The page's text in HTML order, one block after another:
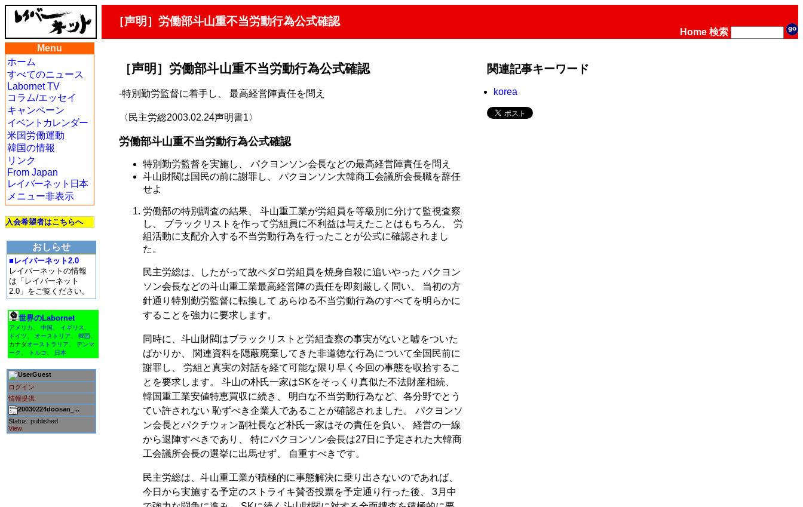
［声明］労働部斗山重不当労動行為公式確認
Home 検索
Menu
ホーム
すべてのニュース
Labornet TV
コラム/エッセイ
キャンペーン
イベントカレンダー
米国労働運動
韓国の情報
リンク
From Japan
レイバーネット日本
メニュー非表示
入会希望者はこちらへ
おしらせ
■レイバーネット2.0
レイバーネットの情報
は「レイバーネット
2.0」をご覧ください。
世界のLabornet
アメリカ 中国 イギリス
ドイツ
オーストリア 韓国
カナダオーストラリア
デンマ
ーク
トルコ 日本
Guest
ログイン
情報提供
20030224doosan_...
Status: published
View
［声明］労働部斗山重不当労動行為公式確認
-特別勤労監督に着手し、 最高経営陣責任を問え
〈民主労総2003.02.24声明書1〉
労働部斗山重不当労動行為公式確認
特別勤労監督を実施し、 パクヨンソン会長などの最高経営陣責任を問え
斗山財閥は国民の前に謝罪し、 パクヨンソン大韓商工会議所会長職を辞任
せよ
労働部の特別調査の結果、 斗山重工業が労組員を等級別に分けて監視査察
し、 ブラックリストを作って労組員に不利益は与えたことはもちろん、 労
組活動に支配介入する不当労動行為を行ったことが公式に確認されまし
た。
民主労総は、したがって故ペダロ労組員を焼身自殺に追いやった パクヨン
ソン会長などの斗山重工業最高経営陣の責任を即刻厳しく問い、 当初の方
針通り特別勤労監督に転換して あらゆる不当労動行為のすべてを明らかに
することを強力に要求します。
同時に、斗山財閥はブラックリストと労組査察の事実がないと嘘をついた
ばかりか、 関連資料を隠蔽廃棄してきた非道徳な行為について全国民前に
謝罪し、 労組と真実の対話を経て可能な限り早く今回の事態を収拾するこ
とを要求します。 斗山の朴氏一家はSKをそっくり真似た不法財産相続、
韓国重工業安値特恵買収に続き、 明白な不当労動行為など、各分野でとう
てい許されない 恥ずべき企業人であることが確認されました。 パクヨンソ
ン会長とパクチウォン副社長など朴氏一家はその責任を負い、 経営の一線
から退陣すべきであり、 特にパクヨンソン会長は27日に予定された大韓商
工会議所会長の選挙に出馬せず、 自重すべきです。
民主労総は、斗山重工業が積極的に事態解決に乗り出さないのであれば、
今日から実施する予定のストライキ賛否投票を予定通り行った後、 3月中
関連記事キーワード
korea